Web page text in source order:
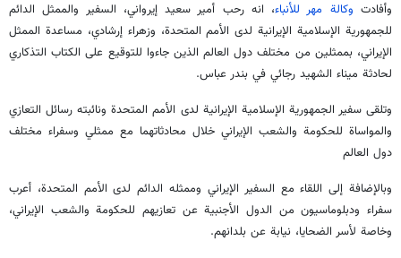
وأفادت وكالة مهر للأنباء، انه رحب أمير سعيد إيرواني، السفير والممثل الدائم
للجمهورية الإسلامية الإيرانية لدى الأمم المتحدة، وزهراء إرشادي، مساعدة الممثل
الإيراني، بممثلين من مختلف دول العالم الذين جاءوا للتوقيع على الكتاب التذكاري
لحادثة ميناء الشهيد رجائي في بندر عباس.
وتلقى سفير الجمهورية الإسلامية الإيرانية لدى الأمم المتحدة ونائبته رسائل التعازي
والمواساة للحكومة والشعب الإيراني خلال محادثاتهما مع ممثلي وسفراء مختلف
دول العالم
وبالإضافة إلى اللقاء مع السفير الإيراني وممثله الدائم لدى الأمم المتحدة، أعرب
سفراء ودبلوماسيون من الدول الأجنبية عن تعازيهم للحكومة والشعب الإيراني،
وخاصة لأسر الضحايا، نيابة عن بلدانهم.